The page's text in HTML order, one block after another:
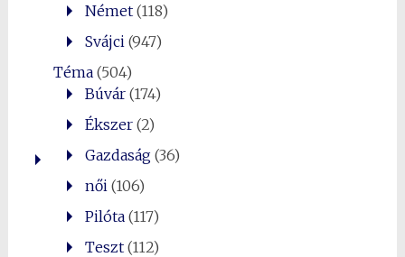
Német(118)
Svájci (947)
Téma(504)
Búvár(174)
Ékszer(2)
Gazdaság(36)
női (106)
Pilóta(117)
Teszt(112)